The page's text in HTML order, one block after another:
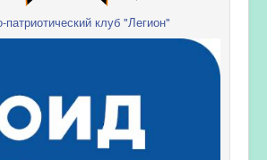
патриотический клуб "Легион"